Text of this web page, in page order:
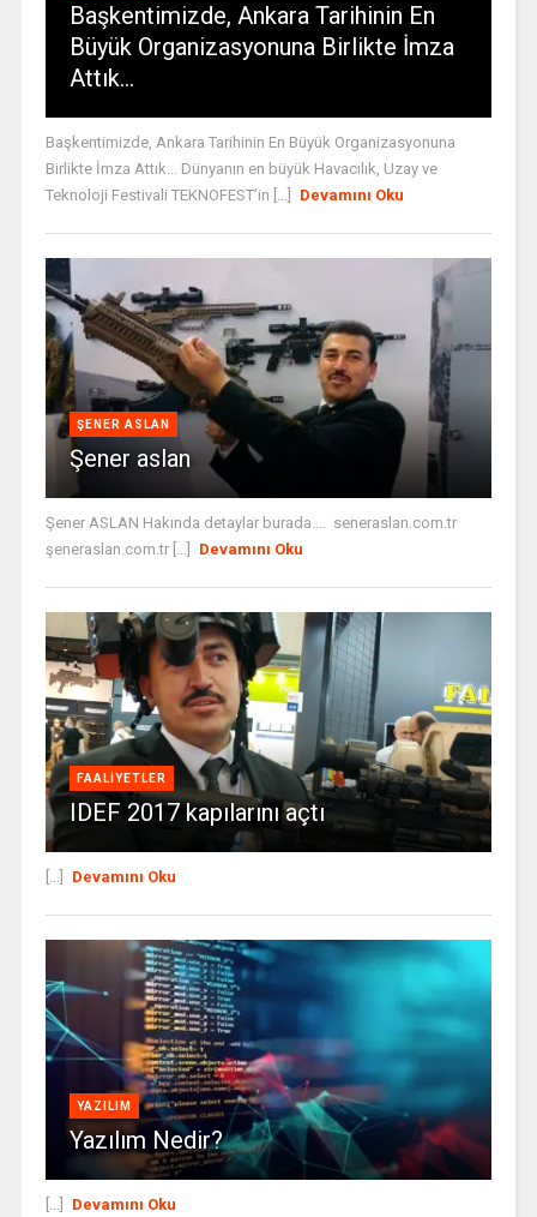
Başkentimizde, Ankara Tarihinin En
Büyük Organizasyonuna Birlikte İmza
Attık…
Başkentimizde, Ankara Tarihinin En Büyük Organizasyonuna
Birlikte İmza Attık... Dünyanın en büyük Havacılık, Uzay ve
Teknoloji Festivali TEKNOFEST’in [...]
Devamını Oku
ŞENER ASLAN
Şener aslan
Şener ASLAN Hakında detaylar burada.... seneraslan.com.tr
şeneraslan.com.tr [...]
Devamını Oku
FAALIYETLER
IDEF 2017 kapılarını açtı
[...] Devamını Oku
YAZILIM
Yazılım Nedir?
[...] Devamını Oku